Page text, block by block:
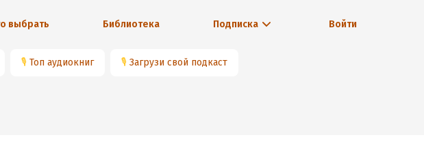
выбрать Библиотека Подписка Войти
🎙 Топ аудиокниг 🎙 Загрузи свой подкаст